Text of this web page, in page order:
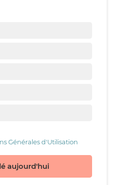
Générales d'Utilisation
aujourd'hui